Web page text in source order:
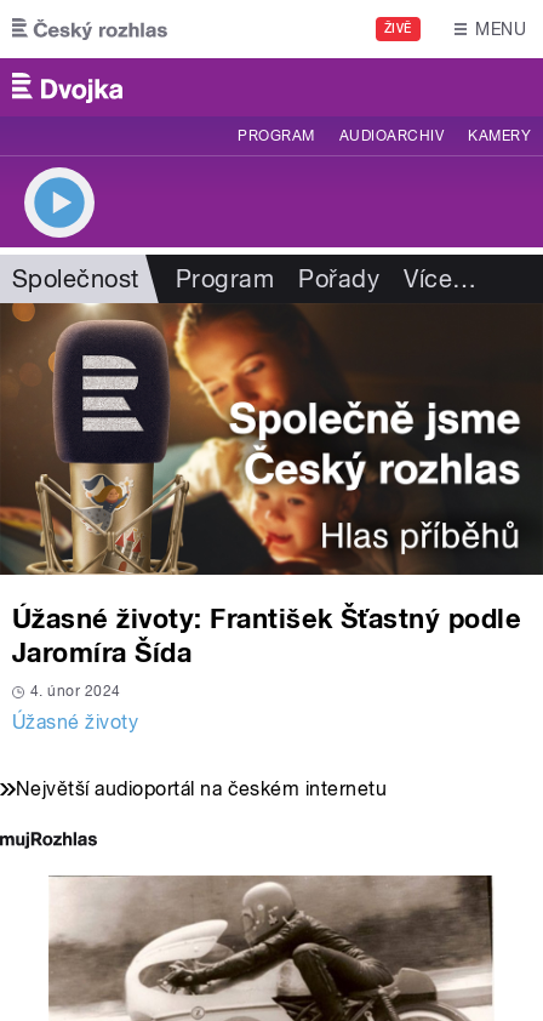
Přejít k hlavnímu obsahu
ŽIVĚ MENU
PROGRAM AUDIOARCHIV KAMERY
Společnost Program Pořady Více…
Úžasné životy: František Šťastný podle
Jaromíra Šída
4. únor 2024
Úžasné životy
Největší audioportál na českém internetu